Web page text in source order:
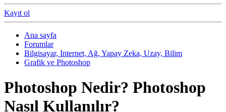
Kayıt ol
Ana sayfa
Forumlar
Bilgisayar, Internet, Ağ, Yapay Zeka, Uzay, Bilim
Grafik ve Photoshop
Photoshop Nedir? Photoshop
Nasıl Kullanılır?